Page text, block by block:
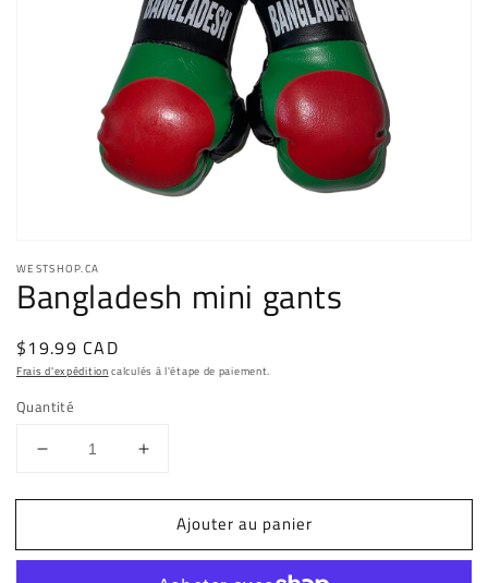
le
1
dans
fenêtre
modale
WESTSHOP.CA
Bangladesh mini gants
Prix
habituel
$19.99 CAD
Frais d'expédition calculés à l'étape de paiement.
Quantité
Réduire
quantité
Bangladesh
Augmenter
quantité
Bangladesh
Ajouter au panier